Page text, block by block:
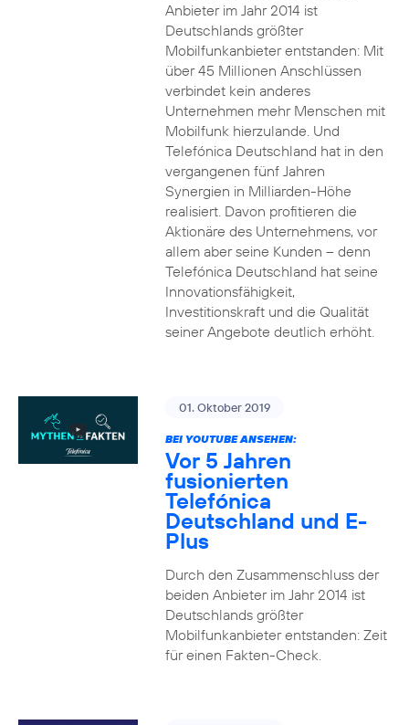
Anbieter im Jahr 2014 ist
Deutschlands größter
Mobilfunkanbieter entstanden: Mit
über 45 Millionen Anschlüssen
verbindet kein anderes
Unternehmen mehr Menschen mit
Mobilfunk hierzulande. Und
Telefónica Deutschland hat in den
vergangenen fünf Jahren
Synergien in Milliarden-Höhe
realisiert. Davon profitieren die
Aktionäre des Unternehmens, vor
allem aber seine Kunden – denn
Telefónica Deutschland hat seine
Innovationsfähigkeit,
Investitionskraft und die Qualität
seiner Angebote deutlich erhöht.
01. Oktober 2019
BEI YOUTUBE ANSEHEN:
Vor 5 Jahren
fusionierten
Telefónica
Deutschland und E-
Plus
Durch den Zusammenschluss der
beiden Anbieter im Jahr 2014 ist
Deutschlands größter
Mobilfunkanbieter entstanden: Zeit
für einen Fakten-Check.